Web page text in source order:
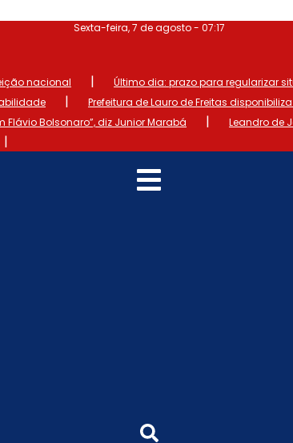
Sexta-feira, 7 de agosto - 07:17
nacional
|
Último dia: prazo para regularizar
|
Prefeitura de Lauro de Freitas
Bolsonaro”, diz Junior Marabá |
Leandro de
|